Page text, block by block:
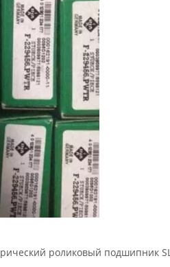
роликовый подшипник